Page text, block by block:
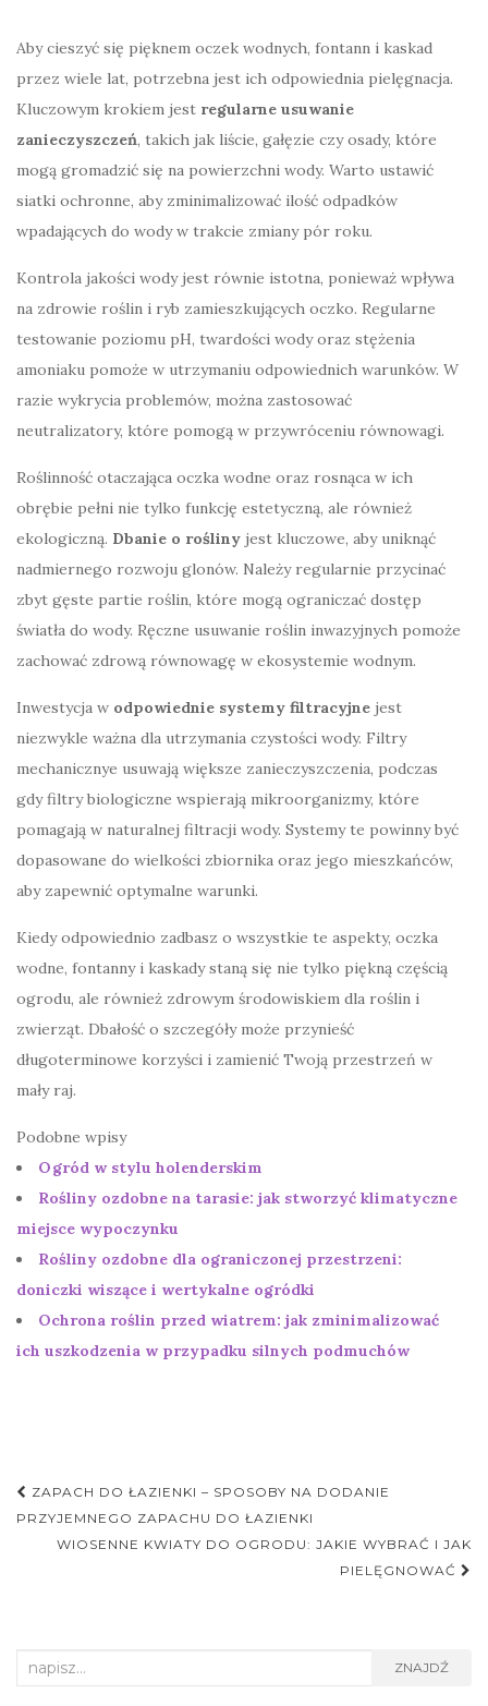
Aby cieszyć się pięknem oczek wodnych, fontann i kaskad
przez wiele lat, potrzebna jest ich odpowiednia pielęgnacja.
Kluczowym krokiem jest regularne usuwanie
zanieczyszczeń, takich jak liście, gałęzie czy osady, które
mogą gromadzić się na powierzchni wody. Warto ustawić
siatki ochronne, aby zminimalizować ilość odpadków
wpadających do wody w trakcie zmiany pór roku.
Kontrola jakości wody jest równie istotna, ponieważ wpływa
na zdrowie roślin i ryb zamieszkujących oczko. Regularne
testowanie poziomu pH, twardości wody oraz stężenia
amoniaku pomoże w utrzymaniu odpowiednich warunków. W
razie wykrycia problemów, można zastosować
neutralizatory, które pomogą w przywróceniu równowagi.
Roślinność otaczająca oczka wodne oraz rosnąca w ich
obrębie pełni nie tylko funkcję estetyczną, ale również
ekologiczną. Dbanie o rośliny jest kluczowe, aby uniknąć
nadmiernego rozwoju glonów. Należy regularnie przycinać
zbyt gęste partie roślin, które mogą ograniczać dostęp
światła do wody. Ręczne usuwanie roślin inwazyjnych pomoże
zachować zdrową równowagę w ekosystemie wodnym.
Inwestycja w odpowiednie systemy filtracyjne jest
niezwykle ważna dla utrzymania czystości wody. Filtry
mechanicznye usuwają większe zanieczyszczenia, podczas
gdy filtry biologiczne wspierają mikroorganizmy, które
pomagają w naturalnej filtracji wody. Systemy te powinny być
dopasowane do wielkości zbiornika oraz jego mieszkańców,
aby zapewnić optymalne warunki.
Kiedy odpowiednio zadbasz o wszystkie te aspekty, oczka
wodne, fontanny i kaskady staną się nie tylko piękną częścią
ogrodu, ale również zdrowym środowiskiem dla roślin i
zwierząt. Dbałość o szczegóły może przynieść
długoterminowe korzyści i zamienić Twoją przestrzeń w
mały raj.
Podobne wpisy
Ogród w stylu holenderskim
Rośliny ozdobne na tarasie: jak stworzyć klimatyczne
miejsce wypoczynku
Rośliny ozdobne dla ograniczonej przestrzeni:
doniczki wiszące i wertykalne ogródki
Ochrona roślin przed wiatrem: jak zminimalizować
ich uszkodzenia w przypadku silnych podmuchów
Nawigacja
postu
ZAPACH DO ŁAZIENKI – SPOSOBY NA DODANIE
PRZYJEMNEGO ZAPACHU DO ŁAZIENKI
WIOSENNE KWIATY DO OGRODU: JAKIE WYBRAĆ I JAK
PIELĘGNOWAĆ
Search
ZNAJDŹ